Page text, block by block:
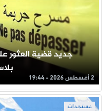
جديد قضية العثور
2 أغسطس 2026 - 19:44
مستجدات